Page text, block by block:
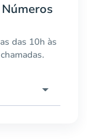
das 10h às